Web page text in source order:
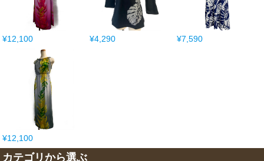
¥12,100 ¥4,290 ¥7,590
¥12,100
カテゴリから選ぶ